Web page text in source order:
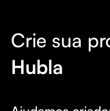
Crie sua
Hubla